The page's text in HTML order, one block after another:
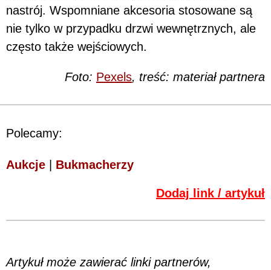
nastrój. Wspomniane akcesoria stosowane są
nie tylko w przypadku drzwi wewnętrznych, ale
często także wejściowych.
Foto: Pexels, treść: materiał partnera
Polecamy:
Aukcje Bukmacherzy
Dodaj link / artykuł
Artykuł może zawierać linki partnerów,